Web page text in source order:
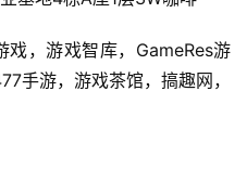
戏，游戏智库，GameRes游
手游，游戏茶馆，搞趣网，